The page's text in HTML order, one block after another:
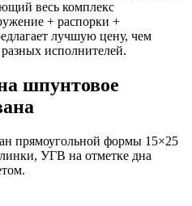
весь комплекс
+ распорки +
лучшую цену, чем
исполнителей.
шпунтовое
прямоугольной формы 15×25
УГВ на отметке дна